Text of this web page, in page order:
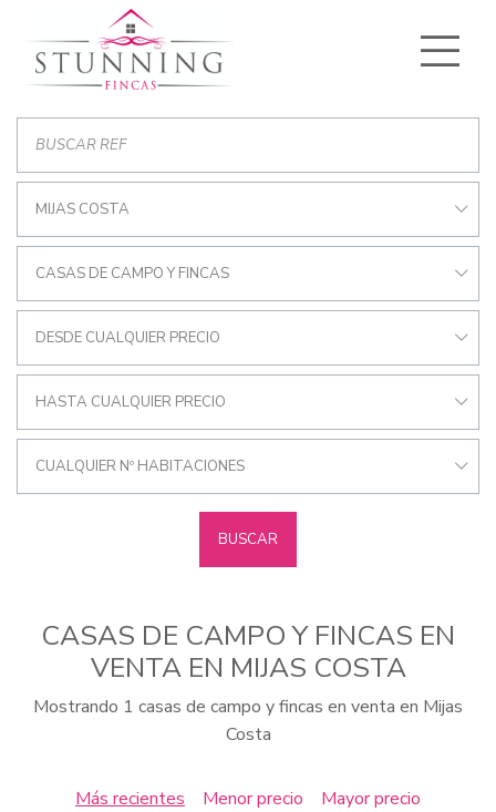
MIJAS COSTA
CASAS DE CAMPO Y FINCAS
DESDE CUALQUIER PRECIO
HASTA CUALQUIER PRECIO
CUALQUIER Nº HABITACIONES
BUSCAR
CASAS DE CAMPO Y FINCAS EN
VENTA EN MIJAS COSTA
Mostrando 1 casas de campo y fincas en venta en Mijas
Costa
Más recientes Menor precio Mayor precio